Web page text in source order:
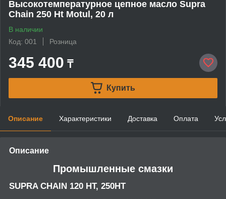
Высокотемпературное цепное масло Supra
Chain 250 Ht Мotul, 20 л
В наличии
Код: 001
Розница
345 400 ₸
Купить
Описание Характеристики Доставка Оплата
Описание
Промышленные смазки
SUPRA CHAIN 120 HT, 250HT